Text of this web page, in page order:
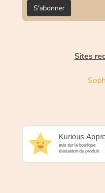
Sites
Kurious
avis sur la boutique
évaluation du produit